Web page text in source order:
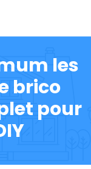
les
brico
pour